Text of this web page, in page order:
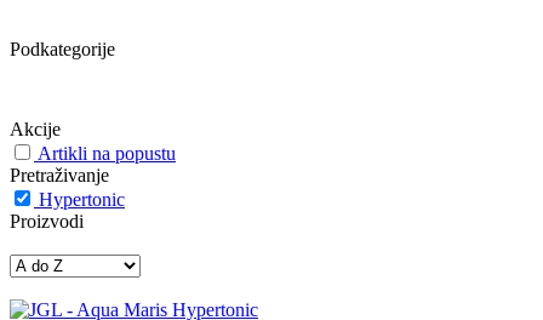
Podkategorije
Akcije
Artikli na popustu
Pretraživanje
Hypertonic
Proizvodi